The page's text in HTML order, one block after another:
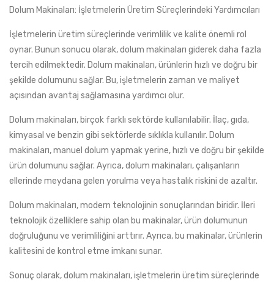
Dolum Makinaları: İşletmelerin Üretim Süreçlerindeki Yardımcıları
İşletmelerin üretim süreçlerinde verimlilik ve kalite önemli rol
oynar. Bunun sonucu olarak, dolum makinaları giderek daha fazla
tercih edilmektedir. Dolum makinaları, ürünlerin hızlı ve doğru bir
şekilde dolumunu sağlar. Bu, işletmelerin zaman ve maliyet
açısından avantaj sağlamasına yardımcı olur.
Dolum makinaları, birçok farklı sektörde kullanılabilir. İlaç, gıda,
kimyasal ve benzin gibi sektörlerde sıklıkla kullanılır. Dolum
makinaları, manuel dolum yapmak yerine, hızlı ve doğru bir şekilde
ürün dolumunu sağlar. Ayrıca, dolum makinaları, çalışanların
ellerinde meydana gelen yorulma veya hastalık riskini de azaltır.
Dolum makinaları, modern teknolojinin sonuçlarından biridir. İleri
teknolojik özelliklere sahip olan bu makinalar, ürün dolumunun
doğruluğunu ve verimliliğini arttırır. Ayrıca, bu makinalar, ürünlerin
kalitesini de kontrol etme imkanı sunar.
Sonuç olarak, dolum makinaları, işletmelerin üretim süreçlerinde